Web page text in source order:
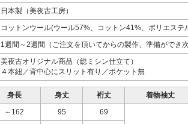
日本製（美夜古工房）
コットンウール(ウール57%、コットン41%、ポリエステ
1週間～2週間（ご注文を頂いてからの製作、準備ができ
美夜古オリジナル商品（総ミシン仕立て）
４本紐／背中心にスリット有り／ポケット無
身長 身丈 裄丈
着物袖丈
～162 95 69